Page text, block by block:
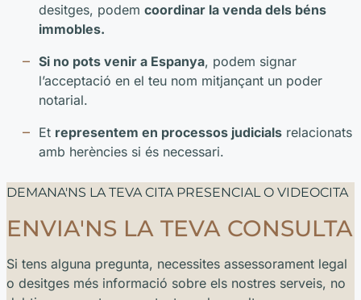
desitges, podem coordinar la venda dels béns
immobles.
Si no pots venir a Espanya, podem signar
l’acceptació en el teu nom mitjançant un poder
notarial.
Et representem en processos judicials relacionats
amb herències si és necessari.
DEMANA'NS LA TEVA CITA PRESENCIAL O VIDEOCITA
ENVIA'NS LA TEVA CONSULTA
Si tens alguna pregunta, necessites assessorament legal
o desitges més informació sobre els nostres serveis, no